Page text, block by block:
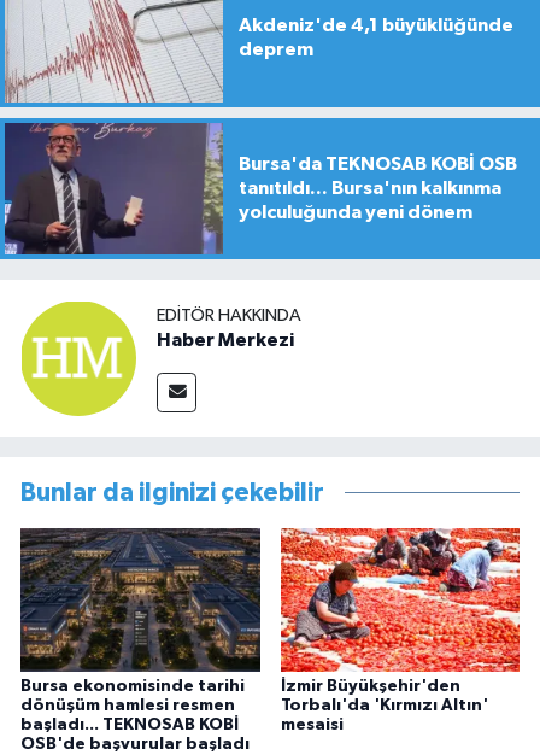
Akdeniz'de 4,1 büyüklüğünde
deprem
Bursa'da TEKNOSAB KOBİ OSB
tanıtıldı... Bursa'nın kalkınma
yolculuğunda yeni dönem
EDITÖR HAKKINDA
Haber Merkezi
Bunlar da ilginizi çekebilir
Bursa ekonomisinde tarihi
dönüşüm hamlesi resmen
başladı... TEKNOSAB KOBİ
OSB'de başvurular başladı
İzmir Büyükşehir'den
Torbalı'da 'Kırmızı Altın'
mesaisi